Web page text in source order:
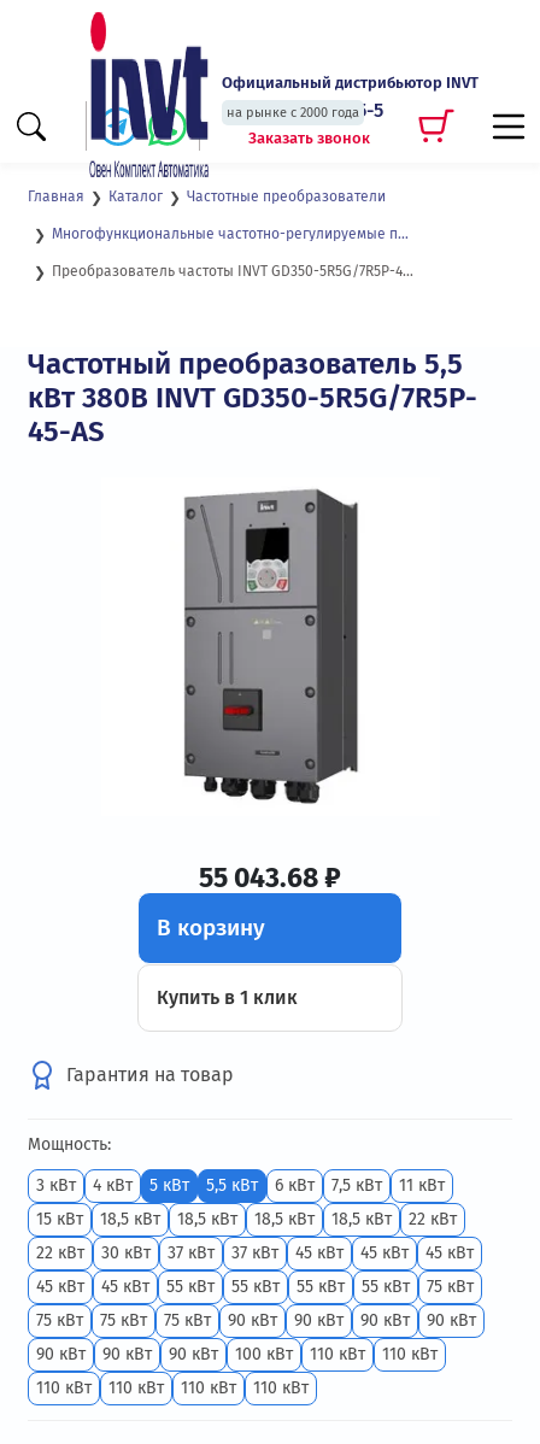
Официальный дистрибьютор INVT
на рынке с 2000 года
+7 (495) 135-135-5
Заказать звонок
Главная Каталог Частотные преобразователи
Многофункциональные частотно-регулируемые приводы с высокой степенью защиты GD350-IP55
Преобразователь частоты INVT GD350-5R5G/7R5P-45-AS
Частотный преобразователь 5,5
кВт 380В INVT GD350-5R5G/7R5P-
45-AS
55 043.68 ₽
В корзину
Купить в 1 клик
Гарантия на товар
Мощность:
3 кВт
4 кВт 5 кВт 5,5 кВт 6 кВт 7,5 кВт
11 кВт
15 кВт
18,5 кВт 18,5 кВт 18,5 кВт 18,5 кВт
22 кВт
22 кВт
30 кВт 37 кВт 37 кВт 45 кВт 45 кВт
45 кВт
45 кВт
45 кВт 55 кВт 55 кВт 55 кВт 55 кВт
75 кВт
75 кВт
75 кВт 75 кВт 90 кВт 90 кВт 90 кВт
90 кВт
90 кВт
90 кВт 90 кВт 100 кВт 110 кВт
110 кВт
110 кВт
110 кВт 110 кВт 110 кВт